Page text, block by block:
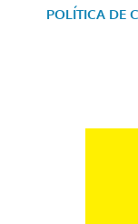
POLÍTICA DE